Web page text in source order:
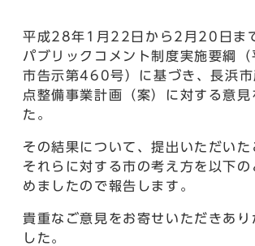
平成28年1月22日から2月20日ま
パブリックコメント制度実施要綱
市告示第460号）に基づき、長浜市
点整備事業計画（案）に対する意見
た。
その結果について、提出いただいた
それらに対する市の考え方を以下の
めましたので報告します。
貴重なご意見をお寄せいただきあり
した。